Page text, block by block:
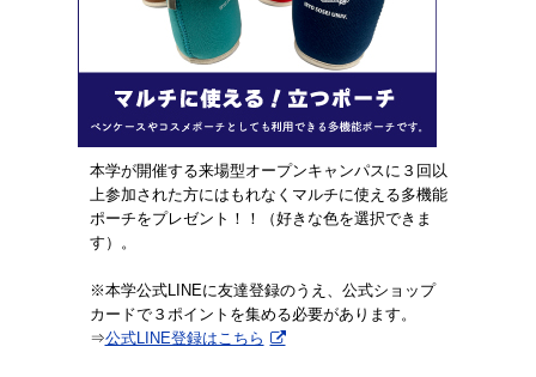
本学が開催する来場型オープンキャンパスに３回以
上参加された方にはもれなくマルチに使える多機能
ポーチをプレゼント！！（好きな色を選択できま
す）。
※本学公式LINEに友達登録のうえ、公式ショップ
カードで３ポイントを集める必要があります。
⇒公式LINE登録はこちら